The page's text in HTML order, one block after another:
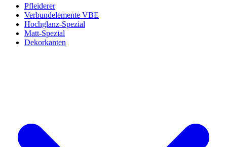
Pfleiderer
Verbundelemente VBE
Hochglanz-Spezial
Matt-Spezial
Dekorkanten